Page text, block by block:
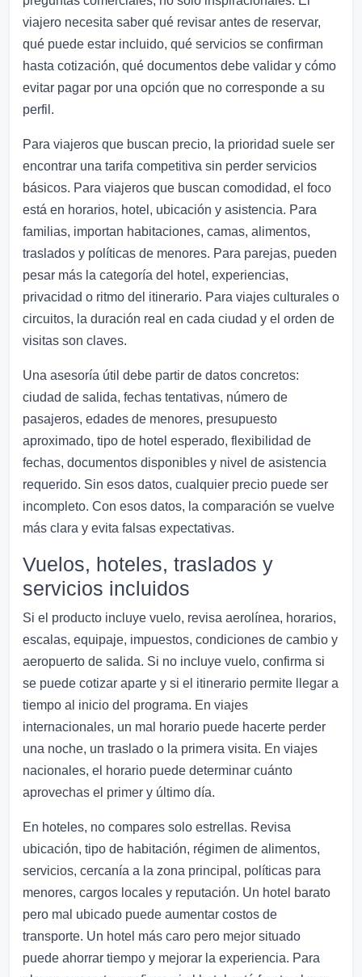
viajero necesita saber qué revisar antes de reservar,
qué puede estar incluido, qué servicios se confirman
hasta cotización, qué documentos debe validar y cómo
evitar pagar por una opción que no corresponde a su
perfil.
Para viajeros que buscan precio, la prioridad suele ser
encontrar una tarifa competitiva sin perder servicios
básicos. Para viajeros que buscan comodidad, el foco
está en horarios, hotel, ubicación y asistencia. Para
familias, importan habitaciones, camas, alimentos,
traslados y políticas de menores. Para parejas, pueden
pesar más la categoría del hotel, experiencias,
privacidad o ritmo del itinerario. Para viajes culturales o
circuitos, la duración real en cada ciudad y el orden de
visitas son claves.
Una asesoría útil debe partir de datos concretos:
ciudad de salida, fechas tentativas, número de
pasajeros, edades de menores, presupuesto
aproximado, tipo de hotel esperado, flexibilidad de
fechas, documentos disponibles y nivel de asistencia
requerido. Sin esos datos, cualquier precio puede ser
incompleto. Con esos datos, la comparación se vuelve
más clara y evita falsas expectativas.
Vuelos, hoteles, traslados y
servicios incluidos
Si el producto incluye vuelo, revisa aerolínea, horarios,
escalas, equipaje, impuestos, condiciones de cambio y
aeropuerto de salida. Si no incluye vuelo, confirma si
se puede cotizar aparte y si el itinerario permite llegar a
tiempo al inicio del programa. En viajes
internacionales, un mal horario puede hacerte perder
una noche, un traslado o la primera visita. En viajes
nacionales, el horario puede determinar cuánto
aprovechas el primer y último día.
En hoteles, no compares solo estrellas. Revisa
ubicación, tipo de habitación, régimen de alimentos,
servicios, cercanía a la zona principal, políticas para
menores, cargos locales y reputación. Un hotel barato
pero mal ubicado puede aumentar costos de
transporte. Un hotel más caro pero mejor situado
puede ahorrar tiempo y mejorar la experiencia. Para